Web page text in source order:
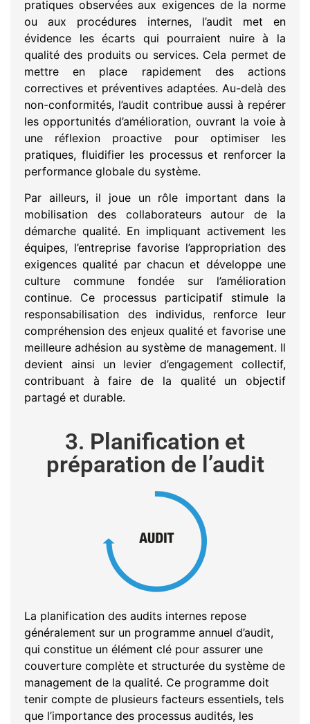
pratiques observées aux exigences de la norme
ou aux procédures internes, l’audit met en
évidence les écarts qui pourraient nuire à la
qualité des produits ou services. Cela permet de
mettre en place rapidement des actions
correctives et préventives adaptées. Au-delà des
non-conformités, l’audit contribue aussi à repérer
les opportunités d’amélioration, ouvrant la voie à
une réflexion proactive pour optimiser les
pratiques, fluidifier les processus et renforcer la
performance globale du système.
Par ailleurs, il joue un rôle important dans la
mobilisation des collaborateurs autour de la
démarche qualité. En impliquant activement les
équipes, l’entreprise favorise l’appropriation des
exigences qualité par chacun et développe une
culture commune fondée sur l’amélioration
continue. Ce processus participatif stimule la
responsabilisation des individus, renforce leur
compréhension des enjeux qualité et favorise une
meilleure adhésion au système de management. Il
devient ainsi un levier d’engagement collectif,
contribuant à faire de la qualité un objectif
partagé et durable.
3. Planification et
préparation de l’audit
La planification des audits internes repose
généralement sur un programme annuel d’audit,
qui constitue un élément clé pour assurer une
couverture complète et structurée du système de
management de la qualité. Ce programme doit
tenir compte de plusieurs facteurs essentiels, tels
que l’importance des processus audités, les